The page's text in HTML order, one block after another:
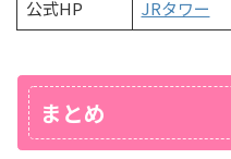
公式HP JRタワー
まとめ